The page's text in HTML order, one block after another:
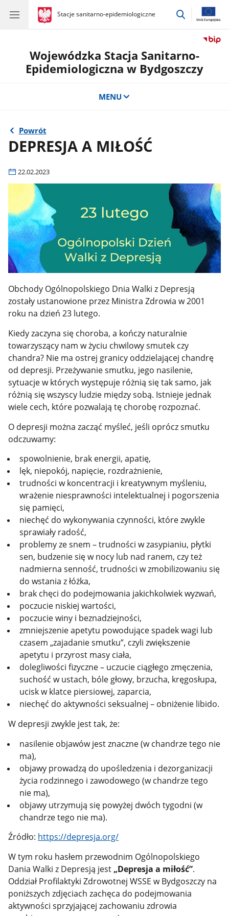
gov.pl
Stacje sanitarno-epidemiologiczne
gov.pl
Stacje
przejdź
Wojewódzka Stacja Sanitarno-
Epidemiologiczna w Bydgoszczy
MENU
Powrót
DEPRESJA A MIŁOŚĆ
22.02.2023
Obchody Ogólnopolskiego Dnia Walki z Depresją
zostały ustanowione przez Ministra Zdrowia w 2001
roku na dzień 23 lutego.
Kiedy zaczyna się choroba, a kończy naturalnie
towarzyszący nam w życiu chwilowy smutek czy
chandra? Nie ma ostrej granicy oddzielającej chandrę
od depresji. Przeżywanie smutku, jego nasilenie,
sytuacje w których występuje różnią się tak samo, jak
różnią się wszyscy ludzie między sobą. Istnieje jednak
wiele cech, które pozwalają tę chorobę rozpoznać.
O depresji można zacząć myśleć, jeśli oprócz smutku
odczuwamy:
spowolnienie, brak energii, apatię,
lęk, niepokój, napięcie, rozdrażnienie,
trudności w koncentracji i kreatywnym myśleniu,
wrażenie niesprawności intelektualnej i pogorszenia
się pamięci,
niechęć do wykonywania czynności, które zwykle
sprawiały radość,
problemy ze snem – trudności w zasypianiu, płytki
sen, budzenie się w nocy lub nad ranem, czy też
nadmierna senność, trudności w zmobilizowaniu się
do wstania z łóżka,
brak chęci do podejmowania jakichkolwiek wyzwań,
poczucie niskiej wartości,
poczucie winy i beznadziejności,
zmniejszenie apetytu powodujące spadek wagi lub
czasem „zajadanie smutku”, czyli zwiększenie
apetytu i przyrost masy ciała,
dolegliwości fizyczne – uczucie ciągłego zmęczenia,
suchość w ustach, bóle głowy, brzucha, kręgosłupa,
ucisk w klatce piersiowej, zaparcia,
niechęć do aktywności seksualnej – obniżenie libido.
W depresji zwykle jest tak, że:
nasilenie objawów jest znaczne (w chandrze tego nie
ma),
objawy prowadzą do upośledzenia i dezorganizacji
życia rodzinnego i zawodowego (w chandrze tego
nie ma),
objawy utrzymują się powyżej dwóch tygodni (w
chandrze tego nie ma).
Źródło: https://depresja.org/
W tym roku hasłem przewodnim Ogólnopolskiego
Dania Walki z Depresją jest „Depresja a miłość”.
Oddział Profilaktyki Zdrowotnej WSSE w Bydgoszczy na
poniższych zdjęciach zachęca do podejmowania
aktywności sprzyjającej zachowaniu zdrowia